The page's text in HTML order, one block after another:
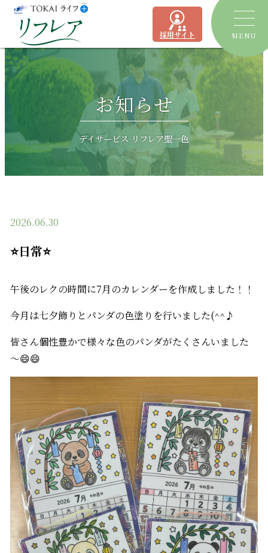
採用サイト MENU
トピックス
デイサービス
ショートステイ リフレア聖一色
有料老人ホーム リフレア上土
お知らせ
デイサービス リフレア聖一色
2026.06.30
⭐日常⭐
午後のレクの時間に7月のカレンダーを作成しました！！
今月は七夕飾りとパンダの色塗りを行いました(^^♪
皆さん個性豊かで様々な色のパンダがたくさんいました
～😄😄